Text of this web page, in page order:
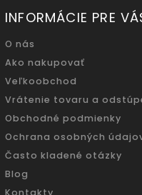
INFORMÁCIE PRE
O nás
Ako nakupovať
Veľkoobchod
Vrátenie tovaru a
Obchodné podmienky
Ochrana osobných
Často kladené otázky
Blog
Kontakty